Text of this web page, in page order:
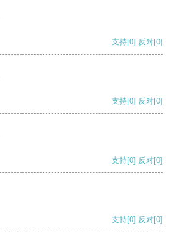
支持[0] 反对[0]
支持[0] 反对[0]
支持[0] 反对[0]
支持[0] 反对[0]